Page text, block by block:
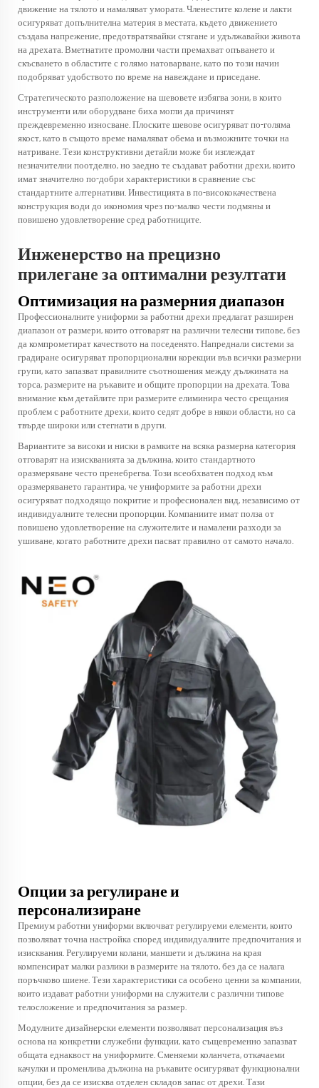
движение на тялото и намаляват умората. Членестите колене и лакти
осигуряват допълнителна материя в местата, където движението
създава напрежение, предотвратявайки стягане и удължавайки живота
на дрехата. Вметнатите промолни части премахват опъването и
скъсването в областите с голямо натоварване, като по този начин
подобряват удобството по време на навеждане и приседане.
Стратегическото разположение на шевовете избягва зони, в които
инструменти или оборудване биха могли да причинят
преждевременно износване. Плоските шевове осигуряват по-голяма
якост, като в същото време намаляват обема и възможните точки на
натриване. Тези конструктивни детайли може би изглеждат
незначителни поотделно, но заедно те създават работни дрехи, които
имат значително по-добри характеристики в сравнение със
стандартните алтернативи. Инвестицията в по-висококачествена
конструкция води до икономия чрез по-малко чести подмяны и
повишено удовлетворение сред работниците.
Инженерство на прецизно
прилегане за оптимални резултати
Оптимизация на размерния диапазон
Профессионалните униформи за работни дрехи предлагат разширен
диапазон от размери, които отговарят на различни телесни типове, без
да компрометират качеството на поседенято. Напреднали системи за
градиране осигуряват пропорционални корекции във всички размерни
групи, като запазват правилните съотношения между дължината на
торса, размерите на ръкавите и общите пропорции на дрехата. Това
внимание към детайлите при размерите елиминира често срещания
проблем с работните дрехи, които седят добре в някои области, но са
твърде широки или стегнати в други.
Вариантите за високи и ниски в рамките на всяка размерна категория
отговарят на изискванията за дължина, които стандартното
оразмеряване често пренебрегва. Този всеобхватен подход към
оразмеряването гарантира, че униформите за работни дрехи
осигуряват подходящо покритие и професионален вид, независимо от
индивидуалните телесни пропорции. Компаниите имат полза от
повишено удовлетворение на служителите и намалени разходи за
ушиване, когато работните дрехи пасват правилно от самото начало.
Опции за регулиране и
персонализиране
Премиум работни униформи включват регулируеми елементи, които
позволяват точна настройка според индивидуалните предпочитания и
изисквания. Регулируеми колани, маншети и дължина на края
компенсират малки разлики в размерите на тялото, без да се налага
поръчково шиене. Тези характеристики са особено ценни за компании,
които издават работни униформи на служители с различни типове
телосложение и предпочитания за размер.
Модулните дизайнерски елементи позволяват персонализация въз
основа на конкретни служебни функции, като същевременно запазват
общата еднаквост на униформите. Сменяеми коланчета, откачаеми
качулки и променлива дължина на ръкавите осигуряват функционални
опции, без да се изисква отделен складов запас от дрехи. Тази